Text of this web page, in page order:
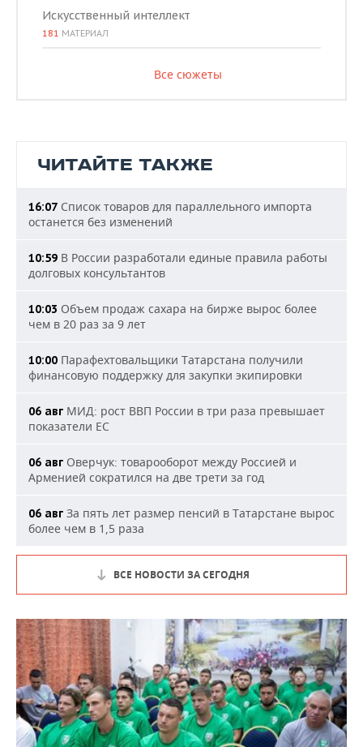
Искусственный интеллект
181 МАТЕРИАЛ
Все сюжеты
ЧИТАЙТЕ ТАКЖЕ
16:07 Список товаров для параллельного импорта
останется без изменений
10:59 В России разработали единые правила работы
долговых консультантов
10:03 Объем продаж сахара на бирже вырос более
чем в 20 раз за 9 лет
10:00 Парафехтовальщики Татарстана получили
финансовую поддержку для закупки экипировки
06 авг МИД: рост ВВП России в три раза превышает
показатели ЕС
06 авг Оверчук: товарооборот между Россией и
Арменией сократился на две трети за год
06 авг За пять лет размер пенсий в Татарстане вырос
более чем в 1,5 раза
ВСЕ НОВОСТИ ЗА СЕГОДНЯ